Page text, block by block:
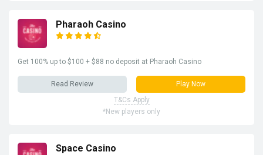
Pharaoh Casino
Get 100% up to $100 + $88 no deposit at Pharaoh Casino
Read Review
Play Now
T&Cs Apply
*New players only
Space Casino